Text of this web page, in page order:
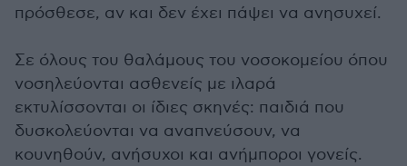
πρόσθεσε, αν και δεν έχει πάψει να ανησυχεί.
Σε όλους του θαλάμους του νοσοκομείου όπου
νοσηλεύονται ασθενείς με ιλαρά
εκτυλίσσονται οι ίδιες σκηνές: παιδιά που
δυσκολεύονται να αναπνεύσουν, να
κουνηθούν, ανήσυχοι και ανήμποροι γονείς.